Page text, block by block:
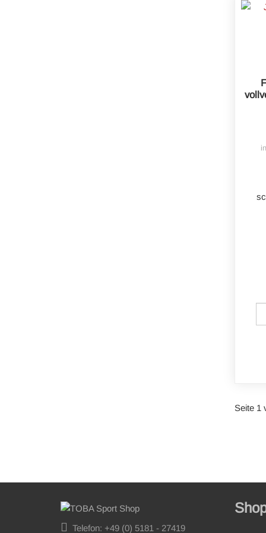
Seite 1
Telefon: +49 (0) 5181 - 27419